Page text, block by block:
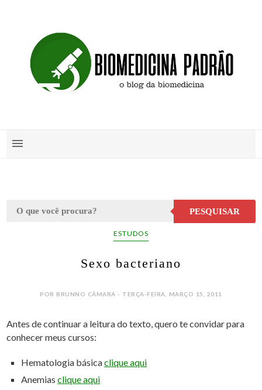
PESQUISAR
ESTUDOS
Sexo bacteriano
POR BRUNNO CÂMARA - TERÇA-FEIRA, MARÇO 15, 2011
Antes de continuar a leitura do texto, quero te convidar para
conhecer meus cursos:
Hematologia básicaclique aqui
Anemiasclique aqui